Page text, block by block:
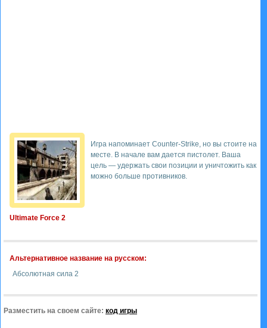
Ultimate Force 2
Игра напоминает Counter-Strike, но вы стоите на
месте. В начале вам дается пистолет. Ваша
цель — удержать свои позиции и уничтожить как
можно больше противников.
Альтернативное название на русском:
Абсолютная сила 2
Разместить на своем сайте: код игры